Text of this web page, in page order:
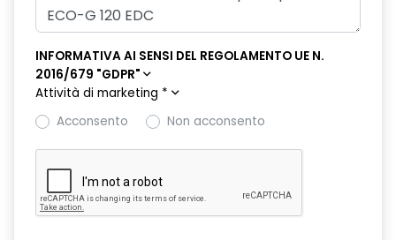
freno di stazionamento elettrico con funzione Auto-Hold
hands-free card per apertura/chiusura porte e avviamento
motore
intelligent speed assist assistenza al superamento dei limiti
di velocità
INFORMATIVA AI SENSI DEL REGOLAMENTO UE N.
2016/679 "GDPR"
Attività di marketing *
Acconsento
Non acconsento